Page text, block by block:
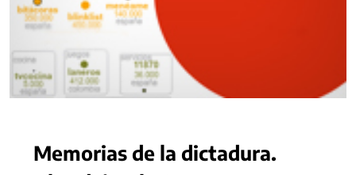
Memorias de la dictadura.